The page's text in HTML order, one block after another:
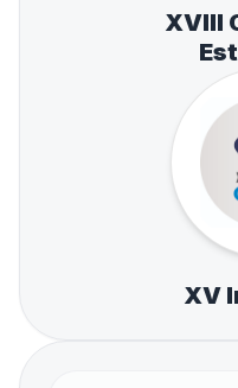
XVIII
XV